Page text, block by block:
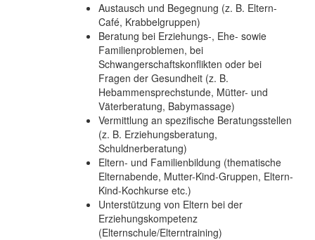
Austausch und Begegnung (z. B. Eltern-
Café, Krabbelgruppen)
Beratung bei Erziehungs-, Ehe- sowie
Familienproblemen, bei
Schwangerschaftskonflikten oder bei
Fragen der Gesundheit (z. B.
Hebammensprechstunde, Mütter- und
Väterberatung, Babymassage)
Vermittlung an spezifische Beratungsstellen
(z. B. Erziehungsberatung,
Schuldnerberatung)
Eltern- und Familienbildung (thematische
Elternabende, Mutter-Kind-Gruppen, Eltern-
Kind-Kochkurse etc.)
Unterstützung von Eltern bei der
Erziehungskompetenz
(Elternschule/Elterntraining)